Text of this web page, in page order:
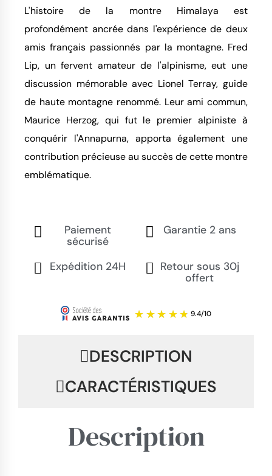
L'histoire de la montre Himalaya est
profondément ancrée dans l'expérience de deux
amis français passionnés par la montagne. Fred
Lip, un fervent amateur de l'alpinisme, eut une
discussion mémorable avec Lionel Terray, guide
de haute montagne renommé. Leur ami commun,
Maurice Herzog, qui fut le premier alpiniste à
conquérir l'Annapurna, apporta également une
contribution précieuse au succès de cette montre
emblématique.
Paiement
sécurisé
Garantie 2 ans
Expédition 24H
Retour sous 30j
offert
DESCRIPTION
CARACTÉRISTIQUES
Description